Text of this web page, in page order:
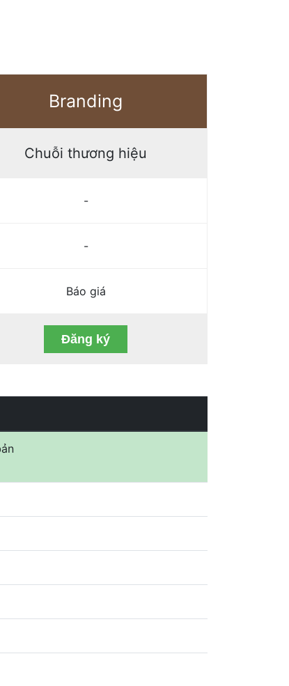
Branding
Chuỗi thương hiệu
-
-
Báo giá
Đăng ký